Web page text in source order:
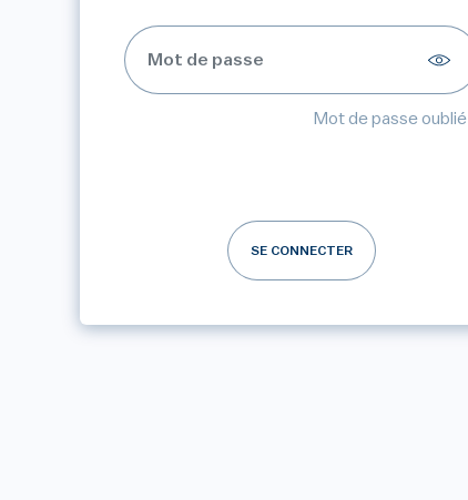
Mot de passe oublié
SE CONNECTER